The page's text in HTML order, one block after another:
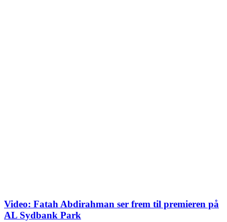
Video: Fatah Abdirahman ser frem til premieren på
AL Sydbank Park